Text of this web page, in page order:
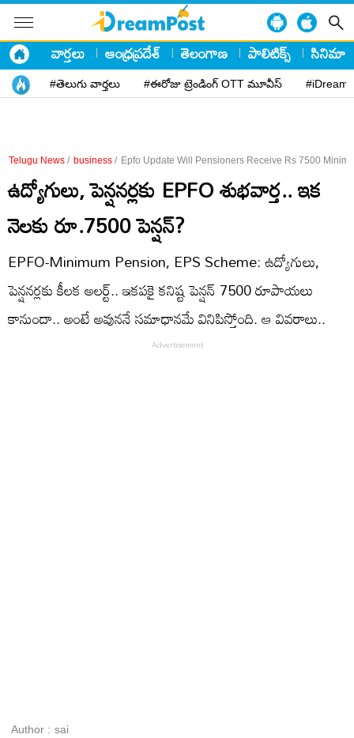
వార్తలు ఆంధ్రప్రదేశ్ తెలంగాణ పాలిటిక్స్ సినిమా
#తెలుగు వార్తలు #ఈరోజు ట్రెండింగ్ OTT మూవీస్
Telugu News / business / Epfo Update Will Pensioners Receive Rs 7500
ఉద్యోగులు, పెన్షనర్లకు EPFO శుభవార్త.. ఇక
నెలకు రూ.7500 పెన్షన్‌?
EPFO-Minimum Pension, EPS Scheme: ఉద్యోగులు,
పెన్షనర్లకు కీలక అలర్ట్‌.. ఇకపకై కనిష్ట పెన్షన్‌ 7500 రూపాయలు
కానుందా.. అంటే అవుననే సమాధానమే వినిపిస్తోంది. ఆ వివరాలు..
Author : sai